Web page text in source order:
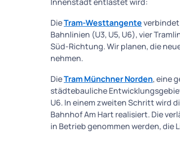
DieTram-Westtangente
Bahnlinien (U3, U5, U6), vier
Süd-Richtung. Wir planen, die
nehmen.
DieTram Münchner Norden, eine
städtebauliche
U6. In einem zweiten Schritt wird
Bahnhof Am Hart realisiert. Die
in Betrieb genommen werden, die